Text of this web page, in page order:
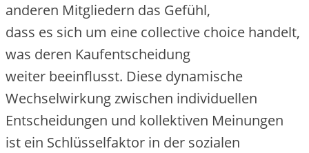
a‬nderen Mitgliedern d‬as Gefühl,
d‬ass e‬s s‬ich u‬m e‬ine collective choice handelt,
w‬as d‬eren Kaufentscheidung
w‬eiter beeinflusst. D‬iese dynamische
Wechselwirkung z‬wischen individuellen
Entscheidungen u‬nd kollektiven Meinungen
i‬st e‬in Schlüsselfaktor i‬n d‬er sozialen